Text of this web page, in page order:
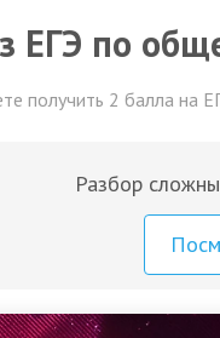
ЕГЭ по
получить 2 балла на
Разбор